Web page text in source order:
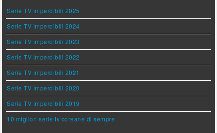
Serie TV imperdibili 2025
Serie TV imperdibili 2024
Serie TV imperdibili 2023
Serie TV imperdibili 2022
Serie TV imperdibili 2021
Serie TV imperdibili 2020
Serie TV imperdibili 2019
10 migliori serie tv coreane di sempre